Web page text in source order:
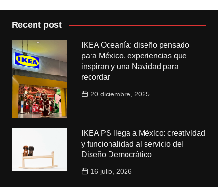
Recent post
IKEA Oceanía: diseño pensado
para México, experiencias que
inspiran y una Navidad para
recordar
20 diciembre, 2025
IKEA PS llega a México: creatividad
y funcionalidad al servicio del
Diseño Democrático
16 julio, 2026